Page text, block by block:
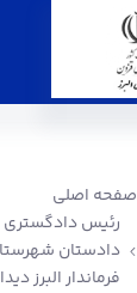
صفحه اصلی
رئیس دادگستری
دادستان
فرماندار البرز